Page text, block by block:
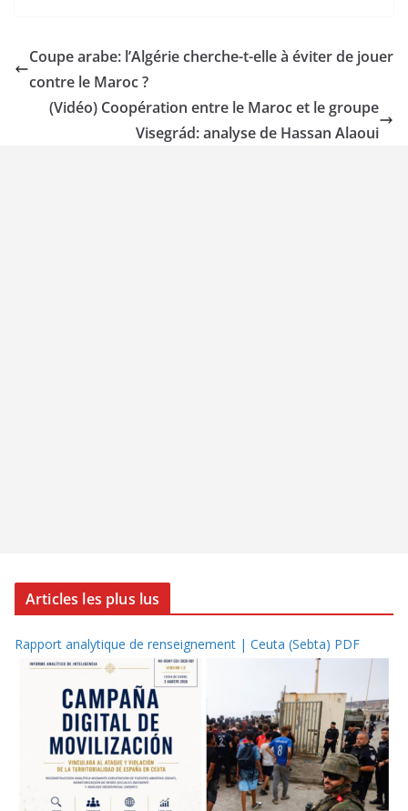
Coupe arabe: l’Algérie cherche-t-elle à éviter de jouer
contre le Maroc ?
(Vidéo) Coopération entre le Maroc et le groupe
Visegrád: analyse de Hassan Alaoui
Articles les plus lus
Rapport analytique de renseignement | Ceuta (Sebta) PDF